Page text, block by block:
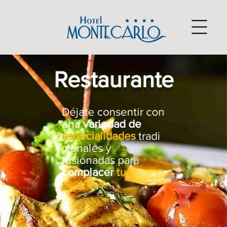
Restaurante
Déjate consentir con
unavariedad de
especialidadestradi
cionales y
fusionadas para
complacertus
sentidos.